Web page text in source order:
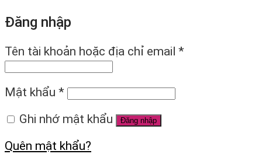
Đăng nhập
Tên tài khoản hoặc địa chỉ email *
Mật khẩu *
Ghi nhớ mật khẩu
Đăng nhập
Quên mật khẩu?